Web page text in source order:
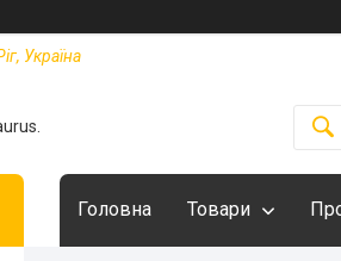
Україна
Головна Товари